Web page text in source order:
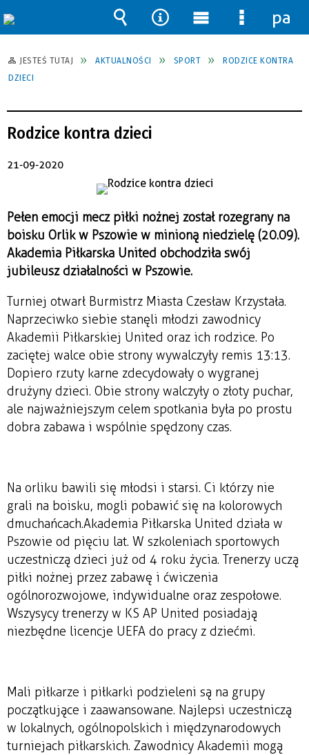
JESTEŚ TUTAJ AKTUALNOŚCI SPORT
RODZICE KONTRA
DZIECI
Rodzice kontra dzieci
21-09-2020
Pełen emocji mecz piłki nożnej został rozegrany na
boisku Orlik w Pszowie w minioną niedzielę (20.09).
Akademia Piłkarska United obchodziła swój
jubileusz działalności w Pszowie.
Turniej otwarł Burmistrz Miasta Czesław Krzystała.
Naprzeciwko siebie stanęli młodzi zawodnicy
Akademii Piłkarskiej United oraz ich rodzice. Po
zaciętej walce obie strony wywalczyły remis 13:13.
Dopiero rzuty karne zdecydowały o wygranej
drużyny dzieci. Obie strony walczyły o złoty puchar,
ale najważniejszym celem spotkania była po prostu
dobra zabawa i wspólnie spędzony czas.
Na orliku bawili się młodsi i starsi. Ci którzy nie
grali na boisku, mogli pobawić się na kolorowych
dmuchańcach. Akademia Piłkarska United działa w
Pszowie od pięciu lat. W szkoleniach sportowych
uczestniczą dzieci już od 4 roku życia. Trenerzy uczą
piłki nożnej przez zabawę i ćwiczenia
ogólnorozwojowe, indywidualne oraz zespołowe.
Wszysycy trenerzy w KS AP United posiadają
niezbędne licencje UEFA do pracy z dziećmi.
Mali piłkarze i piłkarki podzieleni są na grupy
początkujące i zaawansowane. Najlepsi uczestniczą
w lokalnych, ogólnopolskich i międzynarodowych
turniejach piłkarskich. Zawodnicy Akademii mogą
Wyszukiwarka
Narzędzia
Menu
główne
Menu